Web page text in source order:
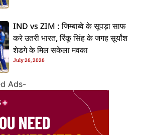
IND vs ZIM : जिम्बाब्वे के सूपड़ा साफ
करे उतरी भारत, रिंकू सिंह के जगह सूर्यांश
शेडगे के मिल सकेला मवका
July 26, 2026
Ads-